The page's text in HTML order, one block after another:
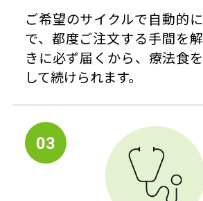
ご希望のサイクルで自動的
で、都度ご注文する手間を
きに必ず届くから、療法食
して続けられます。
03